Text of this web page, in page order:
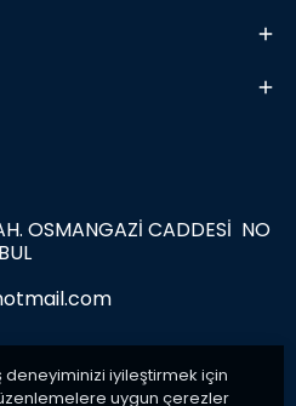
deneyiminizi iyileştirmek için
uygun çerezler
OSMANGAZİ CADDESİ NO